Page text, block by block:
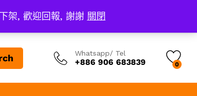
架, 歡迎回報, 謝謝 關閉
Whatsapp/ Tel
+886 906 683839 0